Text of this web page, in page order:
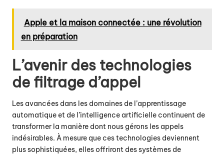
Apple et la maison connectée : une révolution
en préparation
L’avenir des technologies
de filtrage d’appel
Les avancées dans les domaines de l’apprentissage
automatique et de l’intelligence artificielle continuent de
transformer la manière dont nous gérons les appels
indésirables. À mesure que ces technologies deviennent
plus sophistiquées, elles offriront des systèmes de